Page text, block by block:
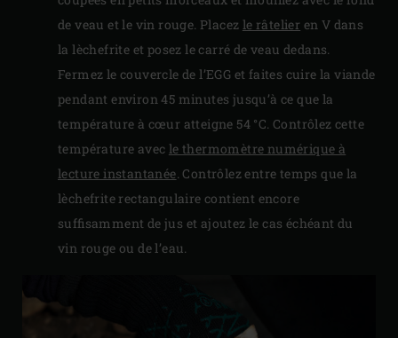
de veau et le vin rouge. Placez le râtelier en V dans
la lèchefrite et posez le carré de veau dedans.
Fermez le couvercle de l’EGG et faites cuire la viande
pendant environ 45 minutes jusqu’à ce que la
température à cœur atteigne 54 °C. Contrôlez cette
température avec le thermomètre numérique à
lecture instantanée. Contrôlez entre temps que la
lèchefrite rectangulaire contient encore
suffisamment de jus et ajoutez le cas échéant du
vin rouge ou de l’eau.